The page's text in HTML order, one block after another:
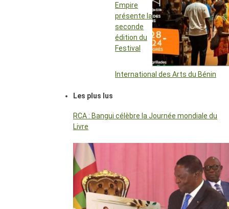
Empire
présente la
seconde
édition du
Festival
International des Arts du Bénin
Les plus lus
RCA : Bangui célèbre la Journée mondiale du
Livre